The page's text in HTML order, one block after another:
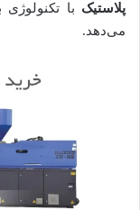
پلاستیک با
می‌دهد.